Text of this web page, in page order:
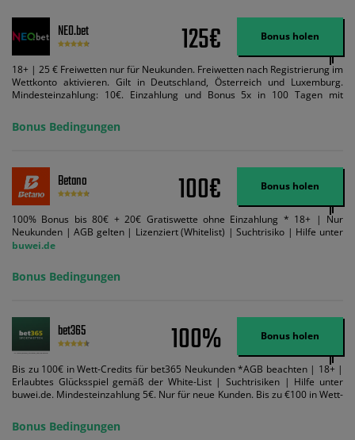
NEO.bet 125€ Bonus holen
18+ | 25 € Freiwetten nur für Neukunden. Freiwetten nach Registrierung im
Wettkonto aktivieren. Gilt in Deutschland, Österreich und Luxemburg.
Mindesteinzahlung: 10€. Einzahlung und Bonus 5x in 100 Tagen mit
Bedingungen können geändert werden. AGB gelten. Lizenziert; Hilfe bei
Suchtrisiken: buwei.de.
Bonus Bedingungen
Betano 100€ Bonus holen
100% Bonus bis 80€ + 20€ Gratiswette ohne Einzahlung * 18+ | Nur
Neukunden | AGB gelten | Lizenziert (Whitelist) | Suchtrisiko | Hilfe unter
buwei.de
Bonus Bedingungen
bet365 100% Bonus holen
Bis zu 100€ in Wett-Credits für bet365 Neukunden *AGB beachten | 18+ |
Erlaubtes Glücksspiel gemäß der White-List | Suchtrisiken | Hilfe unter
buwei.de. Mindesteinzahlung 5€. Nur für neue Kunden. Bis zu €100 in Wett-
ein und wir geben Ihnen die entsprechende qualifizierende Einzahlung in
Wett-Credits, wenn Sie qualifizierende Wetten im gleichen Wert platzieren
Bonus Bedingungen